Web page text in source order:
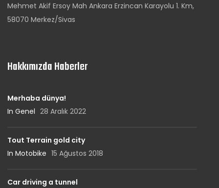
Mehmet Akif Ersoy Mah Ankara Erzincan Karayolu 1. Km,
58070 Merkez/Sivas
Hakkımızda Haberler
Merhaba dünya!
In Genel 28 Aralık 2022
Tout Terrain gold city
In Motobike 15 Ağustos 2018
Car driving a tunnel